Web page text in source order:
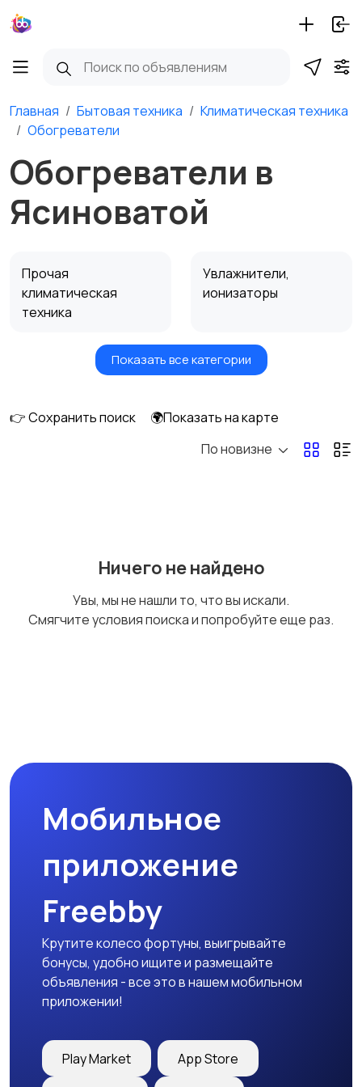
Главная Бытовая техника
Климатическая техника
Обогреватели
Обогреватели в
Ясиноватой
Прочая
климатическая
техника
Увлажнители,
ионизаторы
Вентиляторы Обогреватели
Кондиционеры и
Показать все категории
👉 Сохранить поиск
🌍Показать на карте
По новизне
Ничего не найдено
Увы, мы не нашли то, что вы искали.
Смягчите условия поиска и попробуйте еще раз.
Мобильное
приложение
Freebby
Крутите колесо фортуны, выигрывайте
бонусы, удобно ищите и размещайте
объявления - все это в нашем мобильном
приложении!
Play Market App Store